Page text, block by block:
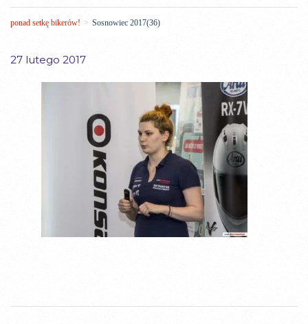
ponad setkę bikerów! > Sosnowiec 2017(36)
27 lutego 2017